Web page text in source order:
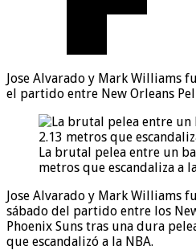
Jose Alvarado y Mark Williams
el partido entre New Orleans
La brutal pelea entre un
metros que escandaliza a
Jose Alvarado y Mark Williams
sábado del partido entre los
Phoenix Suns tras una dura
que escandalizó a la NBA.